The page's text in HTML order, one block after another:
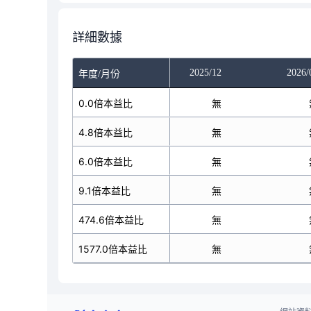
詳細數據
年度/月份
2025/11 2025/12 2026/
0.0倍本益比
4.8倍本益比
6.0倍本益比
9.1倍本益比
474.6倍本益比
1577.0倍本益比
無 無
無 無
無 無
無 無
無 無
無 無